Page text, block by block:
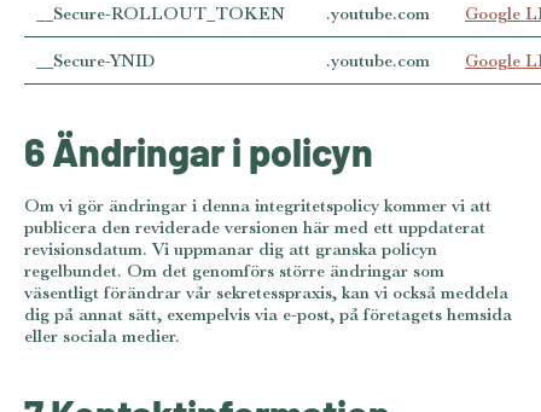
__Secure-ROLLOUT_TOKEN .youtube.com Google
__Secure-YNID .youtube.com Google
6 Ändringar i policyn
Om vi gör ändringar i denna integritetspolicy kommer vi att
publicera den reviderade versionen här med ett uppdaterat
revisionsdatum. Vi uppmanar dig att granska policyn
regelbundet. Om det genomförs större ändringar som
väsentligt förändrar vår sekretesspraxis, kan vi också meddela
dig på annat sätt, exempelvis via e-post, på företagets hemsida
eller sociala medier.